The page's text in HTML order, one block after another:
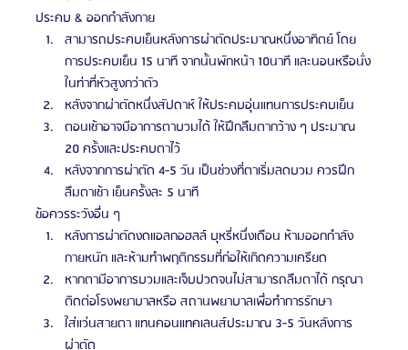
ประคบ & ออกกําลังกาย
สามารถประคบเย็นหลังการผ่าตัดประมาณหนึ่งอาทิตย์ โดย
การประคบเย็น 15 นาที จากนั้นพักหน้า 10นาที และนอนหรือนั่ง
ในท่าที่หัวสูงกว่าตัว
หลังจากผ่าตัดหนึ่งสัปดาห์ ให้ประคบอุ่นแทนการประคบเย็น
ตอนเช้าอาจมีอาการตาบวมได้ ให้ฝึกลืมตากว้าง ๆ ประมาณ
20 ครั้งและประคบตาไว้
หลังจากการผ่าตัด 4-5 วัน เป็นช่วงที่ตาเริ่มลดบวม ควรฝึก
ลืมตาเช้า เย็นครั้งละ 5 นาที
ข้อควรระวังอื่น ๆ
หลังการผ่าตัดงดแอลกอฮลล์ บุหรี่หนึ่งเดือน ห้ามออกกําลัง
กายหนัก และห้ามทำพฤติกรรมที่ก่อให้เกิดความเครียด
หากตามีอาการบวมและเจ็บปวดจนไม่สามารถลืมตาได้ กรุณา
ติดต่อโรงพยาบาลหรือ สถานพยาบาลเพื่อทำการรักษา
ใส่แว่นสายตา แทนคอนแทคเลนส์ประมาณ 3-5 วันหลังการ
ผ่าตัด